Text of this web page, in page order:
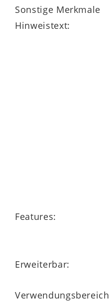
Sonstige Merkmale
Hinweistext:
Features:
Erweiterbar:
Verwendungsbereich